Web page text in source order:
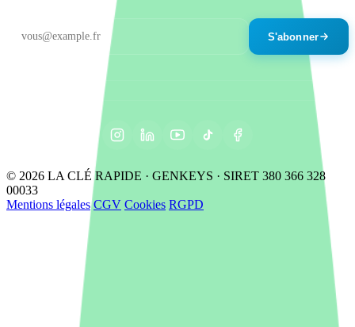
S'abonner
© 2026 LA CLÉ RAPIDE · GENKEYS · SIRET 380 366 328
00033
Mentions légales CGV Cookies RGPD